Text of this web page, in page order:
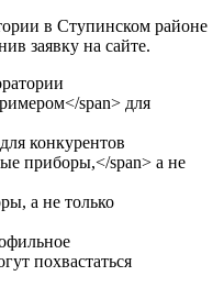
в Ступинском районе
заявку на сайте.
для конкурентов
а не только